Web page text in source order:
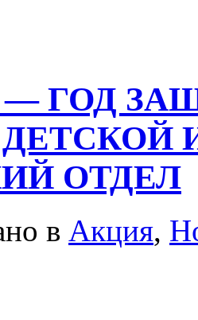
— ГОД
ОТДЕЛ
в Акция,